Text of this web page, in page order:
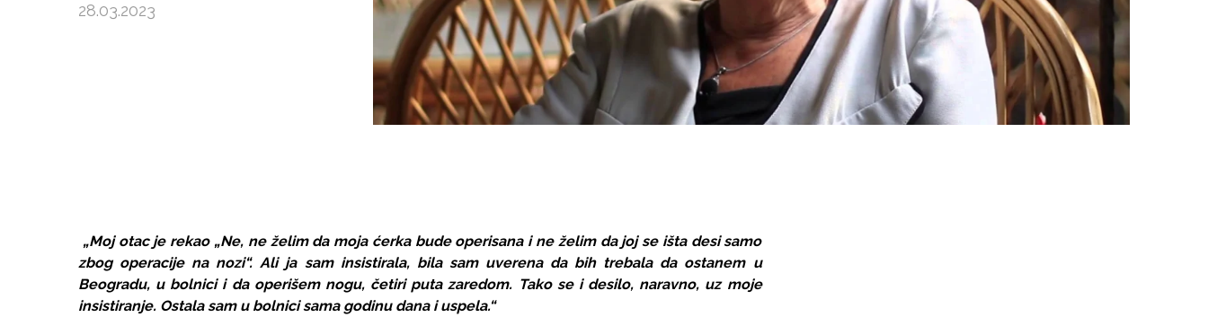
28.03.2023
„Moj otac je rekao „Ne, ne želim da moja ćerka bude operisana i ne želim da joj se išta desi samo
zbog operacije na nozi“. Ali ja sam insistirala, bila sam uverena da bih trebala da ostanem u
Beogradu, u bolnici i da operišem nogu, četiri puta zaredom. Tako se i desilo, naravno, uz moje
insistiranje. Ostala sam u bolnici sama godinu dana i uspela.“